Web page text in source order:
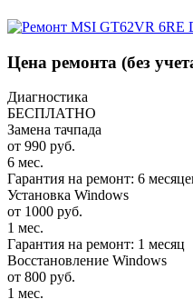
Цена ремонта (без
Диагностика
БЕСПЛАТНО
Замена тачпада
от 990 руб.
6 мес.
Гарантия на ремонт: 6
Установка Windows
от 1000 руб.
1 мес.
Гарантия на ремонт: 1 месяц
Восстановление Windows
от 800 руб.
1 мес.